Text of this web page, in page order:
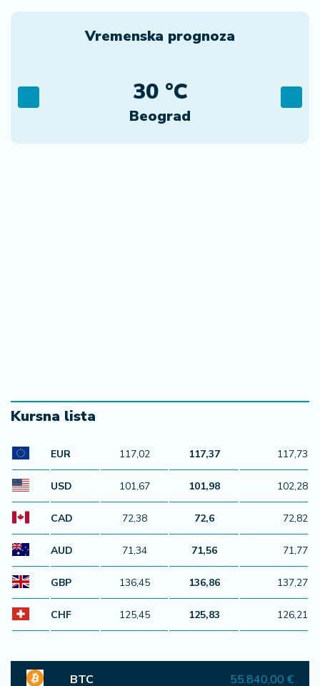
Vremenska prognoza
Beograd
30 °C
Kursna lista
EUR 117,02 117,37 117,73
USD 101,67 101,98 102,28
CAD 72,38 72,6 72,82
AUD 71,34 71,56 71,77
GBP 136,45 136,86 137,27
CHF 125,45 125,83 126,21
BTC 55.840,00 €